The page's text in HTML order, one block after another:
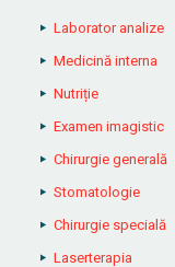
Laborator analize
Medicină interna
Nutriție
Examen imagistic
Chirurgie generală
Stomatologie
Chirurgie specială
Laserterapia